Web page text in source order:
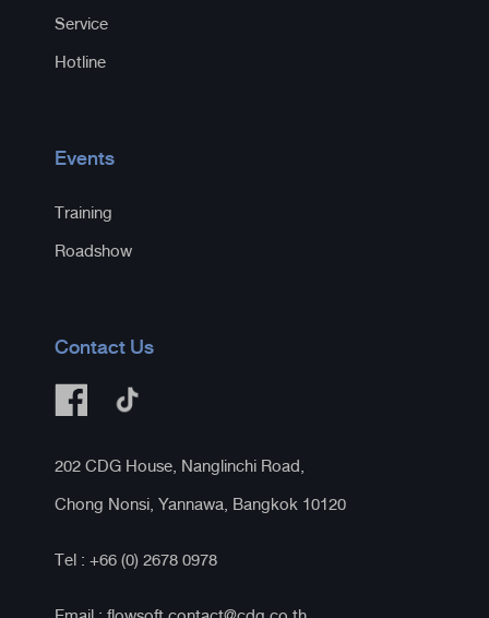
Service
Hotline
Events
Training
Roadshow
Contact Us
202 CDG House, Nanglinchi Road,
Chong Nonsi, Yannawa, Bangkok 10120
Tel : +66 (0) 2678 0978​